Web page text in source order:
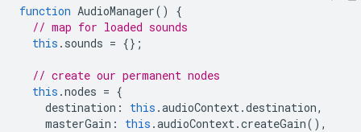
function AudioManager()
{
// map for loaded sounds
this . sounds = {};
// create our permanent nodes
this .nodes = {
destination : this .audioContext.destination,
masterGain : this .audioContext.createGain(),